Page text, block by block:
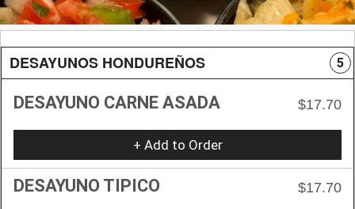
DESAYUNOS HONDUREÑOS 5
DESAYUNO CARNE ASADA $17.70
+ Add to Order
DESAYUNO TIPICO $17.70